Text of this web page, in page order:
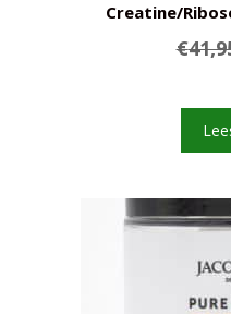
Creatine/
€